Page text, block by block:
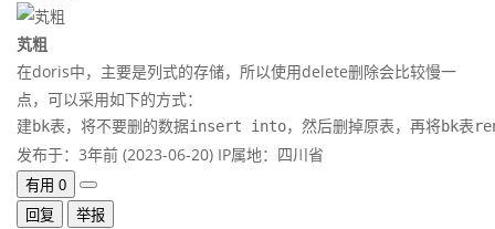
芄粗
在doris中，主要是列式的存储，所以使用delete删除会比较慢一
点，可以采用如下的方式：
建bk表，将不要删的数据insert into，然后删掉原表，再将bk表
发布于：3年前 (2023-06-20) IP属地：四川省
有用 0
回复
举报